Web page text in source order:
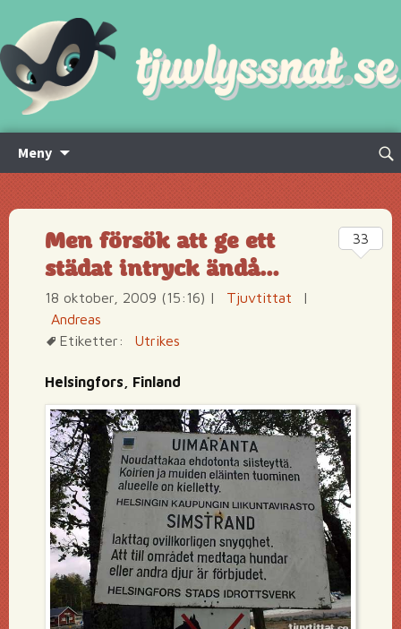
Meny
innehåll
Sök
Men försök att ge ett
städat intryck ändå…
18 oktober, 2009 (15:16) | Tjuvtittat
|
Andreas
Etiketter:
Utrikes
Helsingfors, Finland
33